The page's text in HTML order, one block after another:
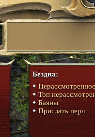
Бездна:
Нерассмотренное
Топ
Баяны
Прислать перл